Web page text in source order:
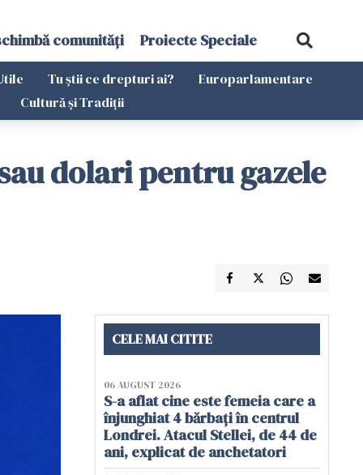
comunități Proiecte Speciale
Tu știi ce drepturi ai?
Europarlamentare
Cultură și Tradiții
dolari pentru gazele
CELE MAI CITITE
06 AUGUST 2026
S-a aflat cine este femeia care a
înjunghiat 4 bărbați în centrul
Londrei. Atacul Stellei, de 44 de
ani, explicat de anchetatori